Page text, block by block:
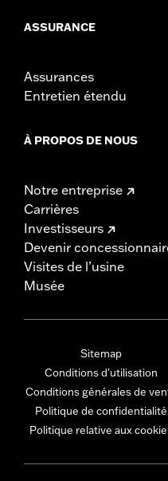
ASSURANCE
Assurances
Entretien étendu
À PROPOS DE NOUS
Notre entreprise
Carrières
Investisseurs
Devenir
Visites de l’usine
Musée
Sitemap
Conditions d'utilisation
Conditions générales de
Politique de confidentialité
Politique relative aux